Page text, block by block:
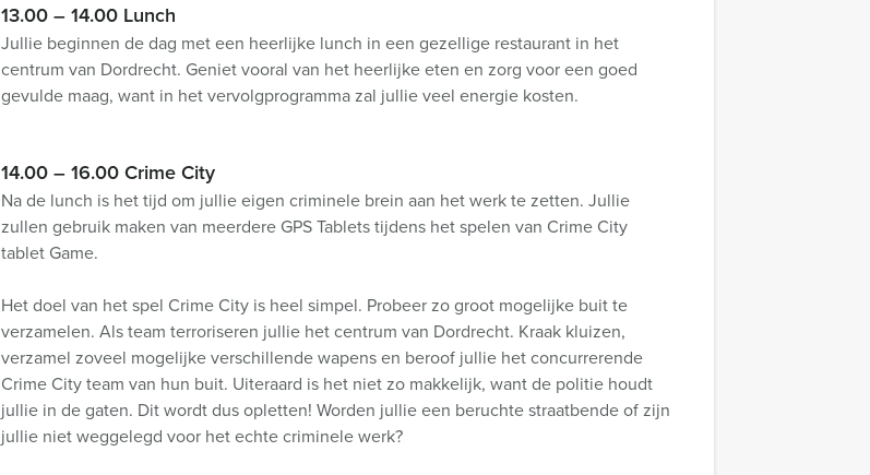
13.00 – 14.00 Lunch
Jullie beginnen de dag met een heerlijke lunch in een gezellige restaurant in het
centrum van Dordrecht. Geniet vooral van het heerlijke eten en zorg voor een goed
gevulde maag, want in het vervolgprogramma zal jullie veel energie kosten.
14.00 – 16.00 Crime City
Na de lunch is het tijd om jullie eigen criminele brein aan het werk te zetten. Jullie
zullen gebruik maken van meerdere GPS Tablets tijdens het spelen van Crime City
tablet Game.
Het doel van het spel Crime City is heel simpel. Probeer zo groot mogelijke buit te
verzamelen. Als team terroriseren jullie het centrum van Dordrecht. Kraak kluizen,
verzamel zoveel mogelijke verschillende wapens en beroof jullie het concurrerende
Crime City team van hun buit. Uiteraard is het niet zo makkelijk, want de politie houdt
jullie in de gaten. Dit wordt dus opletten! Worden jullie een beruchte straatbende of zijn
jullie niet weggelegd voor het echte criminele werk?